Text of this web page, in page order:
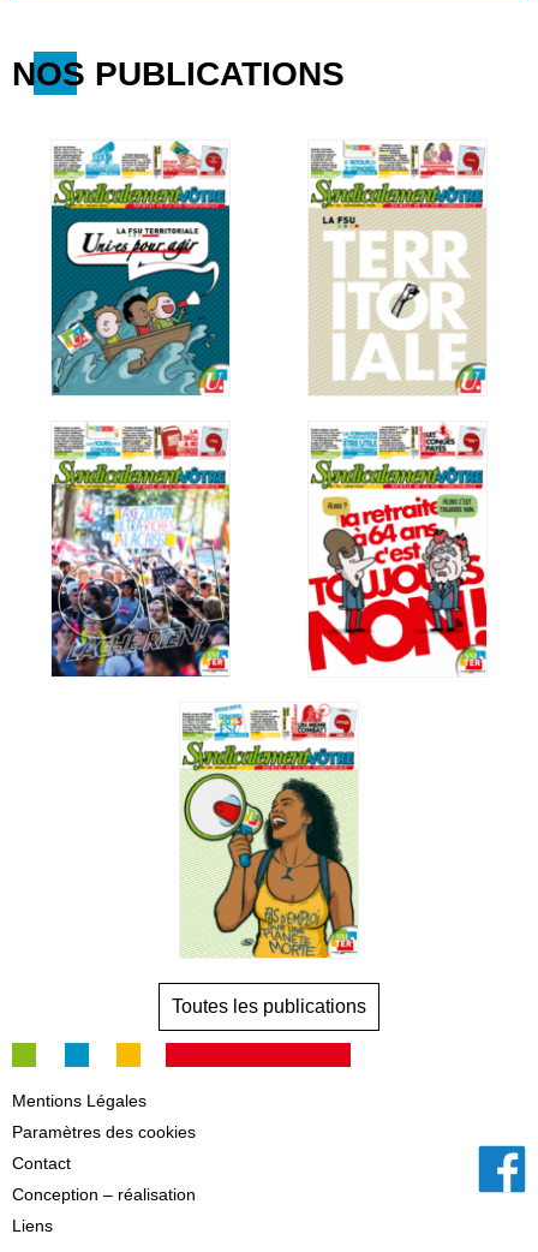
NOS PUBLICATIONS
Toutes les publications
Mentions Légales
Paramètres des cookies
Contact
Conception – réalisation
Liens